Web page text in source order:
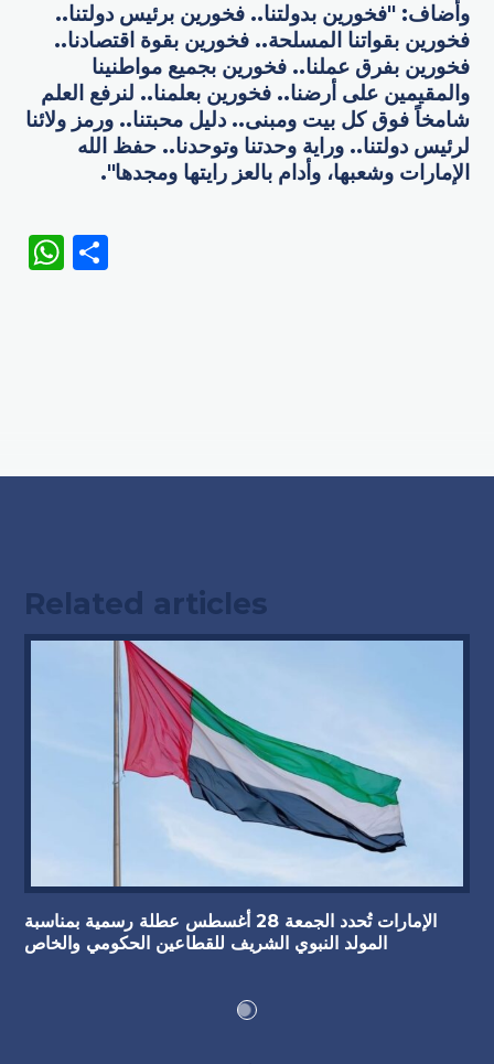
وأضاف: "فخورين بدولتنا.. فخورين برئيس دولتنا..
فخورين بقواتنا المسلحة.. فخورين بقوة اقتصادنا..
فخورين بفرق عملنا.. فخورين بجميع مواطنينا
والمقيمين على أرضنا.. فخورين بعلمنا.. لنرفع العلم
شامخاً فوق كل بيت ومبنى.. دليل محبتنا.. ورمز ولائنا
لرئيس دولتنا.. وراية وحدتنا وتوحدنا.. حفظ الله
الإمارات وشعبها، وأدام بالعز رايتها ومجدها".
WhatsApp
Related articles
الإمارات تُحدد الجمعة 28 أغسطس عطلة رسمية بمناسبة
المولد النبوي الشريف للقطاعين الحكومي والخاص